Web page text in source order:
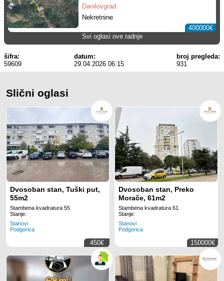
Danilovgrad
Nekretnine
400000€
Svi oglasi ove radnje
šifra:
59609
datum:
29.04.2026 06:15
broj pregleda:
931
Slični oglasi
Dvosoban stan, Tuški put,
55m2
Stambena kvadratura 55
Stanje:
Stanovi
Podgorica
450€
Dvosoban stan, Preko
Morače, 61m2
Stambena kvadratura 61
Stanje:
Stanovi
Podgorica
150000€